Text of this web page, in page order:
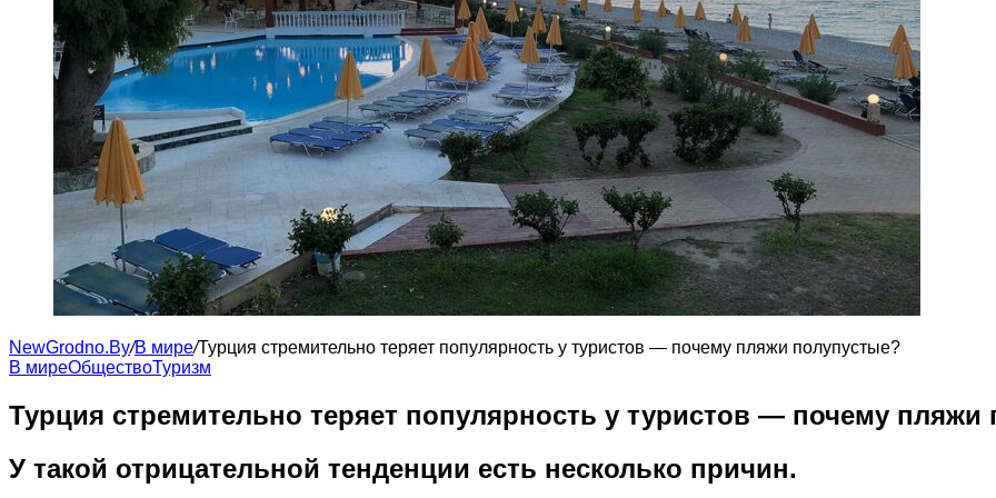
NewGrodno.By/В мире/Турция стремительно теряет популярность у туристов — почему пляжи полупустые?
В миреОбществоТуризм
Турция стремительно теряет популярность у туристов — почему пляжи
У такой отрицательной тенденции есть несколько причин.